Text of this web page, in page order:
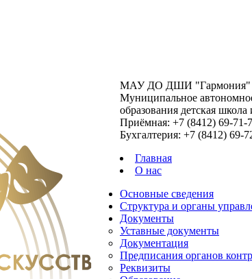
МАУ ДО ДШИ "Гармония"
Муниципальное
образования детская
Приёмная: +7 (8412) 69-71-
Бухгалтерия: +7 (8412) 69-
Главная
О нас
Основные сведения
Структура и органы
Документы
Уставные документы
Документация
Предписания органов
Реквизиты